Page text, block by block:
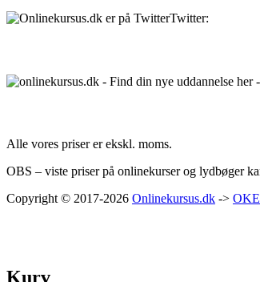
Twitter:
Alle vores priser er ekskl. moms.
OBS – viste priser på onlinekurser og lydbøger
Copyright © 2017-2026 Onlinekursus.dk ->
Kurv